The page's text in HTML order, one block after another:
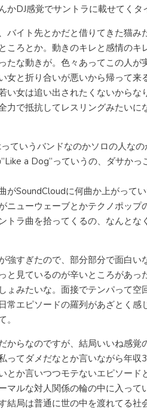
かDJ感覚でサントラに載せてくタ
バイト先とかだと借りてきた猫み
ころとか。動きのキレと感情のキ
たな動きが。色々あってこの人が
女と折り合いが悪いから帰って来
い女は追い出されたくないからな
力で抵抗してレスリングみたいに
ていうバンドなのかソロの人な
a Dog”っていうの、ダサかっ
がSoundCloudに何曲か上がって
ニューウェーブとかテクノポップ
トラ曲を拾ってくるの、なんとな
強すぎたので、部分部分で面白い
と見ているのが辛いところがあっ
ょみたいな。面接でテンパって空
常エピソードの羅列があざとく感
からなのですが、結局いいね感覚
ってダメだなとか言いながら年収
とか言いつつモテないエピソード
マルな対人関係の輪の中に入って
結局は普通に世の中を渡れてる社